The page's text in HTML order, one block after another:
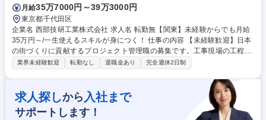
月給35万7000円～39万3000円
東京都千代田区
企業名 西部技研工業株式会社 求人名 転勤無【関東】未経験からでも月給
35万円～/一生使えるスキルが身につく！ 仕事の内容 【未経験歓迎】日本
の街づくりに貢献するプロジェクト管理職の募集です。工事現場の工程管
理や業者との調整をお任せします。専門スキルを身につけ、着実にキャリ
図面の整理・作成・保管 ■全体スケジュールの確認、管理 ■日報や報告書
等の作成支援・整理 ■データ入力、電話応対等 ★最初は、工事進捗の写真
撮影、電話対応、書類作成、朝礼での安全確認の司会進行など、比較的簡
単な業務を担当し、次第に業務の担当範囲を広げていくので、未経験でも
業界未経験歓迎 転勤なし 退職金あり 完全週休2日制
求人探しから 入社まで
サポートします！